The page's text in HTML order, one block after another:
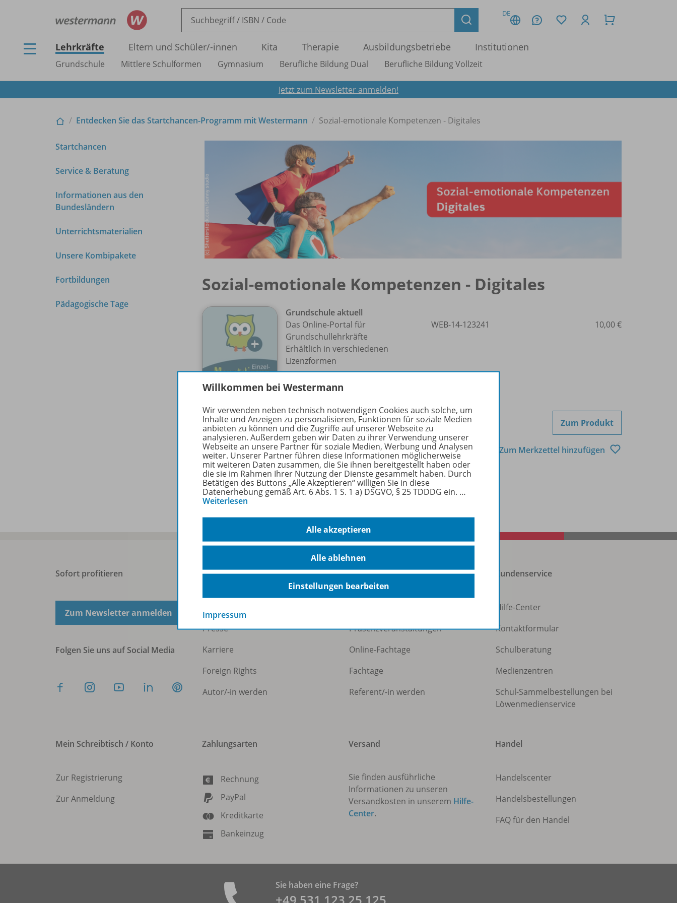
DE
Lehrkräfte Eltern und Schüler/-innen Kita Therapie Ausbildungsbetriebe Institutionen
Grundschule Mittlere Schulformen Gymnasium Berufliche Bildung Dual Berufliche Bildung Vollzeit
Jetzt zum Newsletter anmelden!
Entdecken Sie das Startchancen-Programm mit Westermann Sozial-emotionale Kompetenzen - Digitales
Startchancen
Service & Beratung
Informationen aus den
Bundesländern
Unterrichtsmaterialien
Unsere Kombipakete
Fortbildungen
Pädagogische Tage
Sozial-emotionale Kompetenzen - Digitales
Grundschule aktuell
Das Online-Portal für
Grundschullehrkräfte
Erhältlich in verschiedenen
Lizenzformen
Sofort verfügbar
Nur für ausgewählte Kundengruppen
bestellbar
Passende Veranstaltung zum Titel
WEB-14-123241 10,00 €
Zum Produkt
Zum Merkzettel hinzufügen
Sofort profitieren
Zum Newsletter anmelden
Folgen Sie uns auf Social Media
Westermann Gruppe
Presse
Karriere
Foreign Rights
Autor/-in werden
Veranstaltungen
Präsenzveranstaltungen
Online-Fachtage
Fachtage
Referent/-in werden
Kundenservice
Hilfe-Center
Kontaktformular
Schulberatung
Medienzentren
Schul-Sammelbestellungen bei
Löwenmedienservice
Mein Schreibtisch / Konto
Zur Registrierung
Zur Anmeldung
Zahlungsarten
Rechnung
PayPal
Kreditkarte
Bankeinzug
Versand
Sie finden ausführliche
Informationen zu unseren
Versandkosten in unserem Hilfe-
Center.
Handel
Handelscenter
Handelsbestellungen
FAQ für den Handel
Sie haben eine Frage?
Willkommen bei Westermann
Wir verwenden neben technisch notwendigen Cookies auch solche, um
Inhalte und Anzeigen zu personalisieren, Funktionen für soziale Medien
anbieten zu können und die Zugriffe auf unserer Webseite zu
analysieren. Außerdem geben wir Daten zu ihrer Verwendung unserer
Webseite an unsere Partner für soziale Medien, Werbung und Analysen
weiter. Unserer Partner führen diese Informationen möglicherweise
mit weiteren Daten zusammen, die Sie ihnen bereitgestellt haben oder
die sie im Rahmen Ihrer Nutzung der Dienste gesammelt haben. Durch
Betätigen des Buttons „Alle Akzeptieren“ willigen Sie in diese
Datenerhebung gemäß Art. 6 Abs. 1 S. 1 a) DSGVO, § 25 TDDDG ein. …
Weiterlesen
Alle akzeptieren
Alle ablehnen
Einstellungen bearbeiten
Impressum